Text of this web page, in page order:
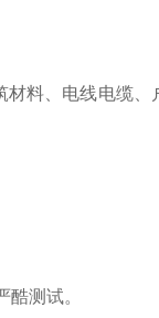
料、电线电缆
测试。